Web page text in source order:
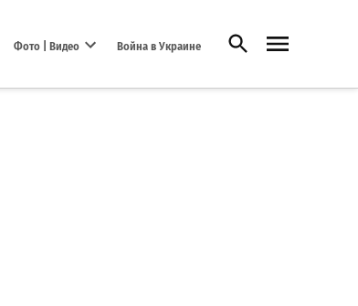
Фото | Видео Война в Украине Открыть поиск